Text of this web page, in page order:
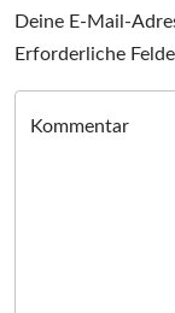
Deine E-Mail-
Erforderliche
Kommentar